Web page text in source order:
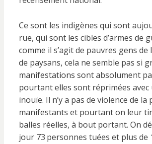
Ce sont les indigènes qui sont
rue, qui sont les cibles d’armes de
comme il s’agit de pauvres gens
de paysans, cela ne semble pas si
manifestations sont absolument
pourtant elles sont réprimées avec
inouïe. Il n’y a pas de violence de la
manifestants et pourtant on leur
balles réelles, à bout portant. On
jour 73 personnes tuées et plus de